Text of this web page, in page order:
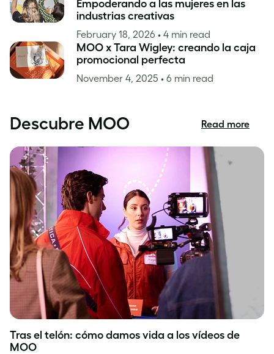
Empoderando a las mujeres en las
industrias creativas
February 18, 2026 • 4 min read
MOO x Tara Wigley: creando la caja
promocional perfecta
November 4, 2025 • 6 min read
Descubre MOO
Read more
MOO
Tras el telón: cómo damos vida a los vídeos de
MOO